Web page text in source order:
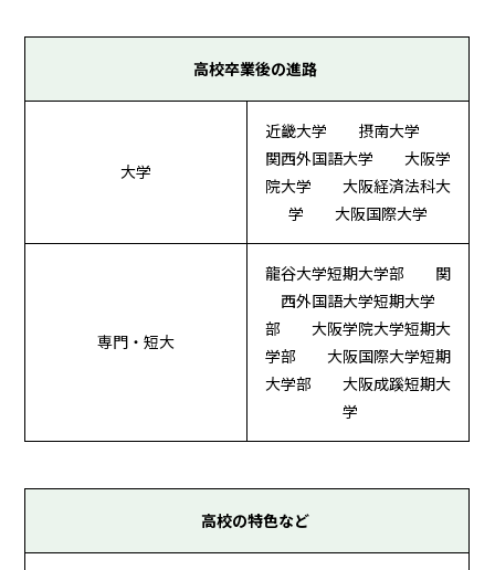
高校卒業後の進路
大学
近畿大学 摂南大学
関西外国語大学 大阪学
院大学 大阪経済法科大
学 大阪国際大学
専門・短大
龍谷大学短期大学部 関
西外国語大学短期大学
部 大阪学院大学短期大
学部 大阪国際大学短期
大学部 大阪成蹊短期大
学
高校の特色など